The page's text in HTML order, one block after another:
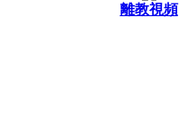
離教視頻